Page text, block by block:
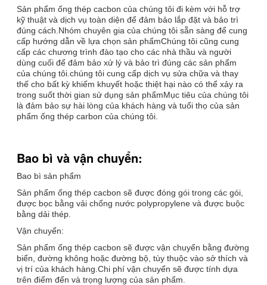
Sản phẩm ống thép cacbon của chúng tôi đi kèm với hỗ trợ
kỹ thuật và dịch vụ toàn diện để đảm bảo lắp đặt và bảo trì
đúng cách.Nhóm chuyên gia của chúng tôi sẵn sàng để cung
cấp hướng dẫn về lựa chọn sản phẩmChúng tôi cũng cung
cấp các chương trình đào tạo cho các nhà thầu và người
dùng cuối để đảm bảo xử lý và bảo trì đúng các sản phẩm
của chúng tôi.chúng tôi cung cấp dịch vụ sửa chữa và thay
thế cho bất kỳ khiếm khuyết hoặc thiệt hại nào có thể xảy ra
trong suốt thời gian sử dụng sản phẩmMục tiêu của chúng tôi
là đảm bảo sự hài lòng của khách hàng và tuổi thọ của sản
phẩm ống thép carbon của chúng tôi.
Bao bì và vận chuyển:
Bao bì sản phẩm
Sản phẩm ống thép cacbon sẽ được đóng gói trong các gói,
được bọc bằng vải chống nước polypropylene và được buộc
bằng dải thép.
Vận chuyển:
Sản phẩm ống thép cacbon sẽ được vận chuyển bằng đường
biển, đường không hoặc đường bộ, tùy thuộc vào sở thích và
vị trí của khách hàng.Chi phí vận chuyển sẽ được tính dựa
trên điểm đến và trọng lượng của sản phẩm.